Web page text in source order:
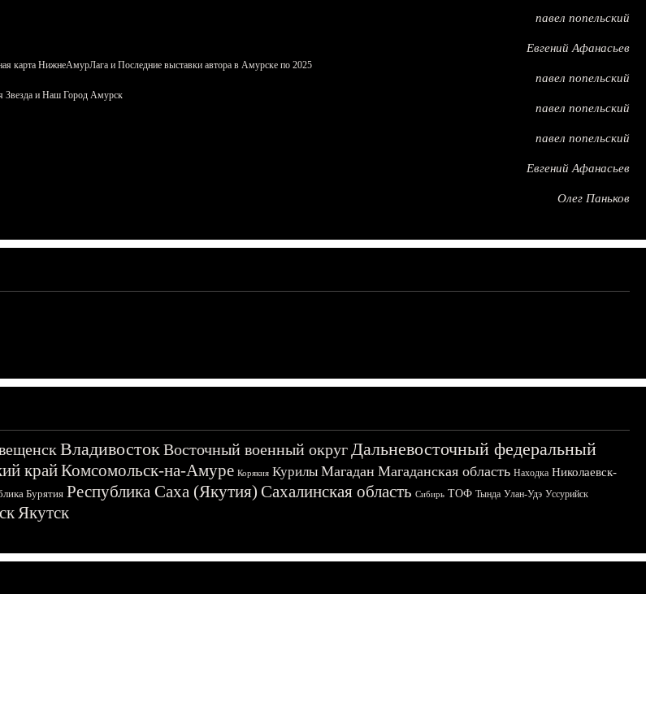
павел попельский
Евгений Афанасьев
карта НижнеАмурЛага и Последние выставки автора в Амурске по 2025
павел попельский
Звезда и Наш Город Амурск
павел попельский
павел попельский
Евгений Афанасьев
Олег Паньков
ВладивостокВосточный военный округДальневосточный федеральный
крайКомсомольск-на-Амуре Корякия Курилы Магадан Магаданская область Находка Николаевск-
Бурятия Республика Саха (Якутия) Сахалинская область Сибирь ТОФ Тында Улан-Удэ Уссурийск
Якутск